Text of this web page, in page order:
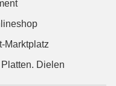
Marktplatz
Dielen